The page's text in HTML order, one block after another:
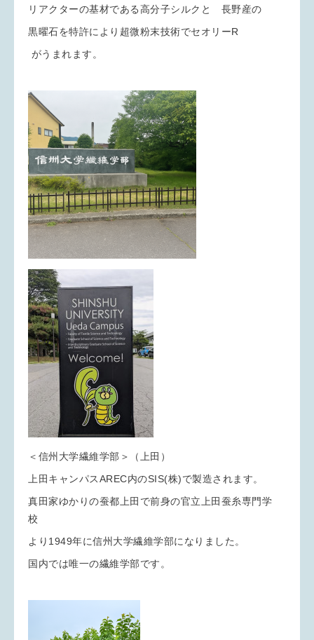
リアクターの基材である高分子シルクと 長野産の
黒曜石を特許により超微粉末技術でセオリーR
がうまれます。
＜信州大学繊維学部＞（上田）
上田キャンパスAREC内のSIS(株)で製造されます。
真田家ゆかりの蚕都上田で前身の官立上田蚕糸専門学
校
より1949年に信州大学繊維学部になりました。
国内では唯一の繊維学部です。